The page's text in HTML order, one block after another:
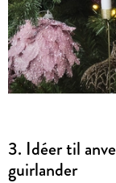
3. Idéer til
guirlander